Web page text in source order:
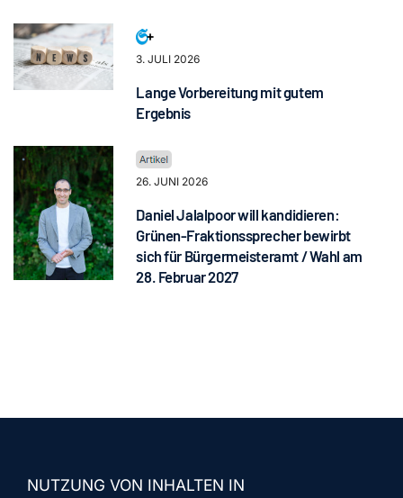
3. JULI 2026
Lange Vorbereitung mit gutem
Ergebnis
26. JUNI 2026
Daniel Jalalpoor will kandidieren:
Grünen-Fraktionssprecher bewirbt
sich für Bürgermeisteramt / Wahl am
28. Februar 2027
NUTZUNG VON INHALTEN IN